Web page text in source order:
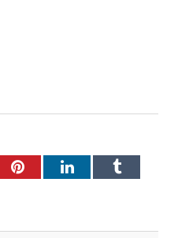
PinterestLinkedInTumblr